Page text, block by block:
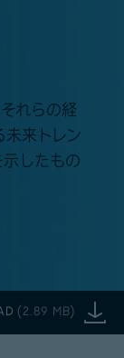
れらの経
来トレン
したもの
(2.89 MB)